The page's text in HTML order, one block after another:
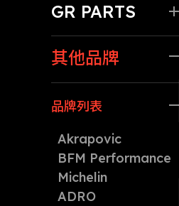
GR PARTS
懸吊系統
外觀套件
剎車系統
內裝升級
碳纖維套件
化學品
其他品牌
品牌列表
Akrapovic
BFM Performance
Michelin
ADRO